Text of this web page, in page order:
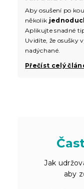
Aby osušení po
několik
Aplikujte snadné
Uvidíte, že osušky
nadýchané.
Přečíst celý
Jak
aby